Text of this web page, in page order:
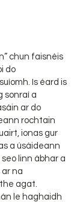
chun faisnéis
do
Is éard is
sonraí a
ar do
rochtain
ionas gur
a úsáideann
linn ábhar a
na
agat.
le haghaidh